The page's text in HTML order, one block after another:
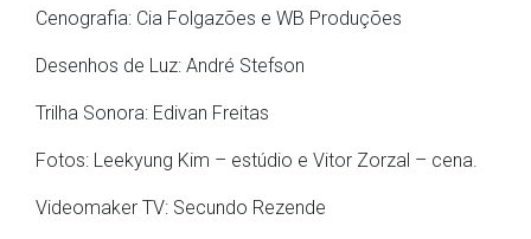
Cenografia: Cia Folgazões e WB Produções
Desenhos de Luz: André Stefson
Trilha Sonora: Edivan Freitas
Fotos: Leekyung Kim – estúdio e Vitor Zorzal – cena.
Videomaker TV: Secundo Rezende